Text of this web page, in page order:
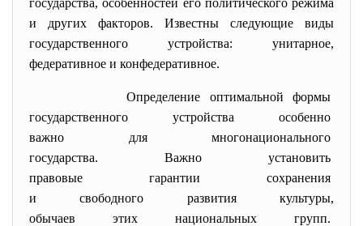
государства, особенностей его политического режима
и других факторов. Известны следующие виды
государственного устройства: унитарное,
федеративное и конфедеративное.
Определение оптимальной формы
государственного устройства особенно
важно для многонационального
государства. Важно установить
правовые гарантии сохранения
и свободного развития культуры,
обычаев этих национальных групп.